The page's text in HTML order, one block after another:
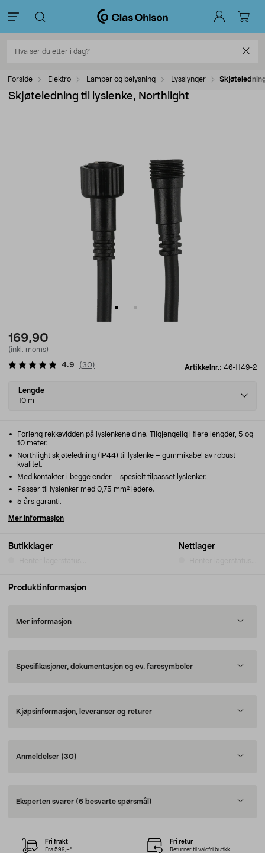
Forside Elektro Lamper og belysning Lysslynger
Skjøteledning til lyslenke, Northlight
169,90
(inkl. moms)
Artikkelnr.: 46-1149-2
4.9 (30)
Select
variant
Lengde
10 m
Butikklager Nettlager
Forleng rekkevidden på lyslenkene dine. Tilgjengelig i flere lengder, 5 og
10 meter.
Northlight skjøteledning (IP44) til lyslenke – gummikabel av robust
kvalitet.
Med kontakter i begge ender – spesielt tilpasset lyslenker.
Passer til lyslenker med 0,75 mm² ledere.
5 års garanti.
Mer informasjon
Produktinformasjon
Mer informasjon
Spesifikasjoner, dokumentasjon og ev. faresymboler
Kjøpsinformasjon, leveranser og returer
Anmeldelser (30)
Eksperten svarer (6 besvarte spørsmål)
Fri frakt
Fra 599,–*
Fri retur
Returner til valgfri butikk